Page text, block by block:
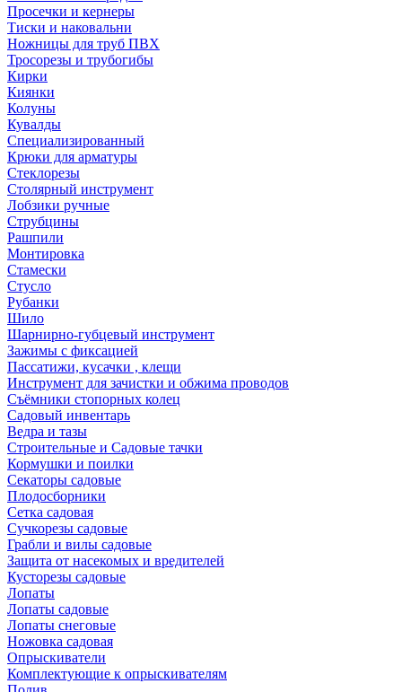
Просечки и кернеры
Тиски и наковальни
Ножницы для труб ПВХ
Тросорезы и трубогибы
Кирки
Киянки
Колуны
Кувалды
Специализированный
Крюки для арматуры
Стеклорезы
Столярный инструмент
Лобзики ручные
Струбцины
Рашпили
Монтировка
Стамески
Стусло
Рубанки
Шило
Шарнирно-губцевый инструмент
Зажимы с фиксацией
Пассатижи, кусачки , клещи
Инструмент для зачистки и обжима проводов
Съёмники стопорных колец
Садовый инвентарь
Ведра и тазы
Строительные и Садовые тачки
Кормушки и поилки
Секаторы садовые
Плодосборники
Сетка садовая
Сучкорезы садовые
Грабли и вилы садовые
Защита от насекомых и вредителей
Кусторезы садовые
Лопаты
Лопаты садовые
Лопаты снеговые
Ножовка садовая
Опрыскиватели
Комплектующие к опрыскивателям